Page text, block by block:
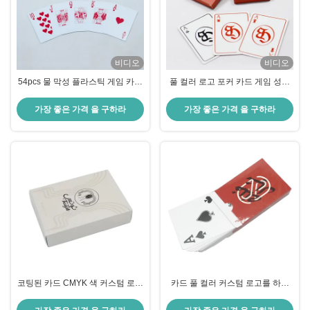
비디오
54pcs 물 막성 플라스틱 게임 카드
드
가장 좋은 가격 을 구하라
비디오
풀 컬러 로고 포커 카드 게임 성인
가장 좋은 가격 을 구하라
코팅된 카드 CMYK 색 커스텀 로고
카드 풀 컬러 커스텀 로고를 하는